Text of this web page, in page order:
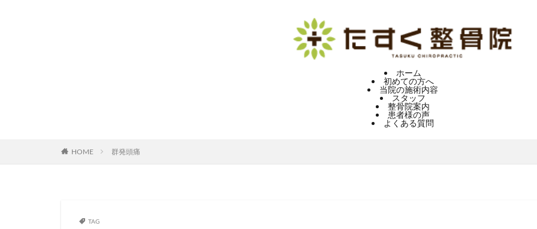
ホーム
初めての方へ
当院の施術内容
スタッフ
整骨院案内
患者様の声
よくある質問
HOME 群発頭痛
TAG